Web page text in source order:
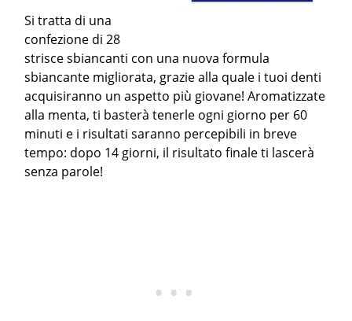
Si tratta di una
confezione di 28
strisce sbiancanti con una nuova formula
sbiancante migliorata, grazie alla quale i tuoi denti
acquisiranno un aspetto più giovane! Aromatizzate
alla menta, ti basterà tenerle ogni giorno per 60
minuti e i risultati saranno percepibili in breve
tempo: dopo 14 giorni, il risultato finale ti lascerà
senza parole!